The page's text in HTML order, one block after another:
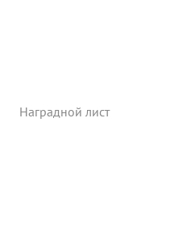
Наградной лист